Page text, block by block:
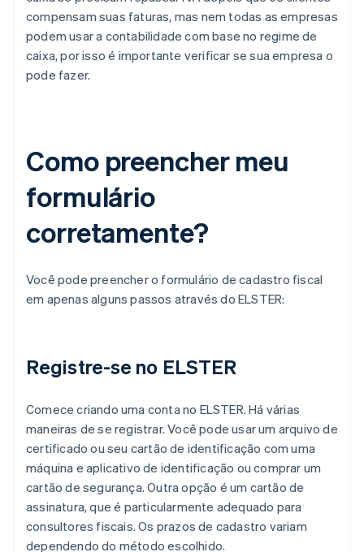
compensam suas faturas, mas nem todas as empresas
podem usar a contabilidade com base no regime de
caixa, por isso é importante verificar se sua empresa o
pode fazer.
Como preencher meu
formulário
corretamente?
Você pode preencher o formulário de cadastro fiscal
em apenas alguns passos através do ELSTER:
Registre-se no ELSTER
Comece criando uma conta no ELSTER. Há várias
maneiras de se registrar. Você pode usar um arquivo de
certificado ou seu cartão de identificação com uma
máquina e aplicativo de identificação ou comprar um
cartão de segurança. Outra opção é um cartão de
assinatura, que é particularmente adequado para
consultores fiscais. Os prazos de cadastro variam
dependendo do método escolhido.